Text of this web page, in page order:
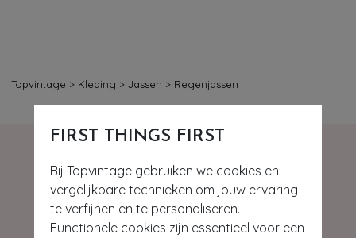
FIRST THINGS FIRST
Bij Topvintage gebruiken we cookies en
vergelijkbare technieken om jouw ervaring
te verfijnen en te personaliseren.
Functionele cookies zijn essentieel voor een
Topvintage > Kleding > Jassen > Regenjassen
Hey gorgeous